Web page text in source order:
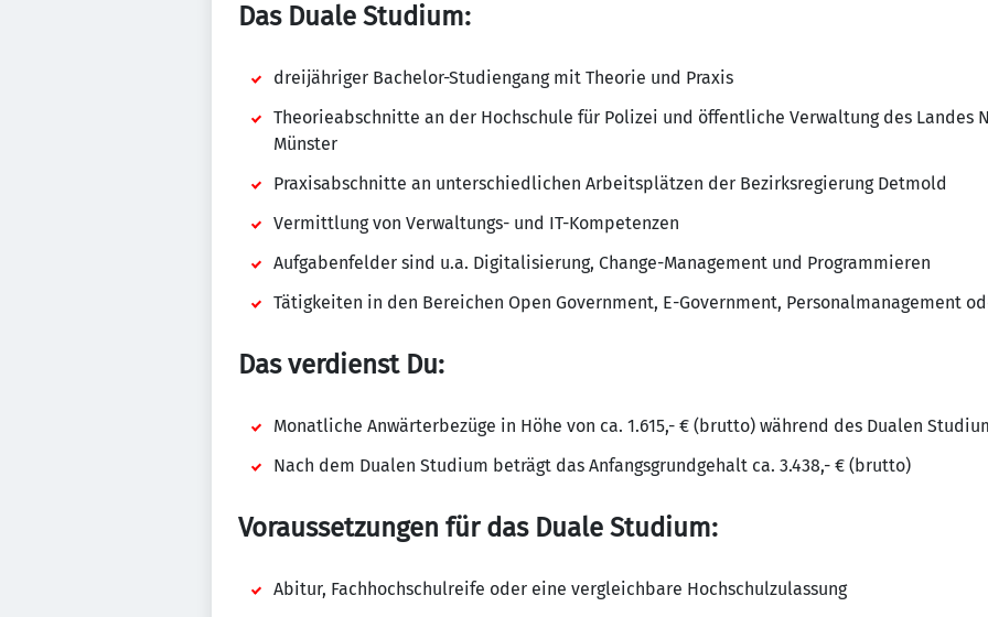
Das Duale Studium:
dreijähriger Bachelor-Studiengang mit Theorie und Praxis
Theorieabschnitte an der Hochschule für Polizei und öffentliche Verwaltung des Landes
Münster
Praxisabschnitte an unterschiedlichen Arbeitsplätzen der Bezirksregierung Detmold
Vermittlung von Verwaltungs- und IT-Kompetenzen
Aufgabenfelder sind u.a. Digitalisierung, Change-Management und Programmieren
Tätigkeiten in den Bereichen Open Government, E-Government, Personalmanagement
Das verdienst Du:
Monatliche Anwärterbezüge in Höhe von ca. 1.615,- € (brutto) während des Dualen
Nach dem Dualen Studium beträgt das Anfangsgrundgehalt ca. 3.438,- € (brutto)
Voraussetzungen für das Duale Studium:
Abitur, Fachhochschulreife oder eine vergleichbare Hochschulzulassung